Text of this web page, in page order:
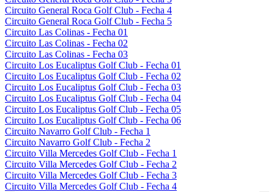
Circuito General Roca Golf Club - Fecha 4
Circuito General Roca Golf Club - Fecha 5
Circuito Las Colinas - Fecha 01
Circuito Las Colinas - Fecha 02
Circuito Las Colinas - Fecha 03
Circuito Los Eucaliptus Golf Club - Fecha 01
Circuito Los Eucaliptus Golf Club - Fecha 02
Circuito Los Eucaliptus Golf Club - Fecha 03
Circuito Los Eucaliptus Golf Club - Fecha 04
Circuito Los Eucaliptus Golf Club - Fecha 05
Circuito Los Eucaliptus Golf Club - Fecha 06
Circuito Navarro Golf Club - Fecha 1
Circuito Navarro Golf Club - Fecha 2
Circuito Villa Mercedes Golf Club - Fecha 1
Circuito Villa Mercedes Golf Club - Fecha 2
Circuito Villa Mercedes Golf Club - Fecha 3
Circuito Villa Mercedes Golf Club - Fecha 4